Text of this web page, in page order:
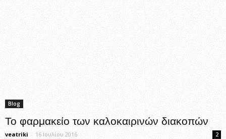
Blog
Το φαρμακείο των καλοκαιρινών διακοπών
veatriki - 16 Ιουλίου 2016 2